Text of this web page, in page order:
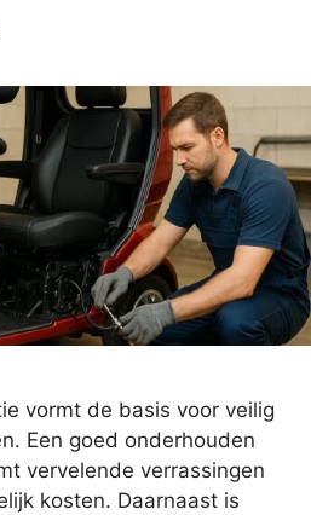
vormt de basis voor veilig
Een goed onderhouden
vervelende verrassingen
kosten. Daarnaast is